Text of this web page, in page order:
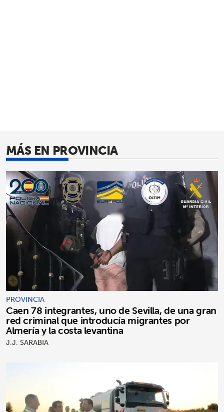
MÁS EN PROVINCIA
PROVINCIA
Caen 78 integrantes, uno de Sevilla, de una gran
red criminal que introducía migrantes por
Almería y la costa levantina
J.J. SARABIA